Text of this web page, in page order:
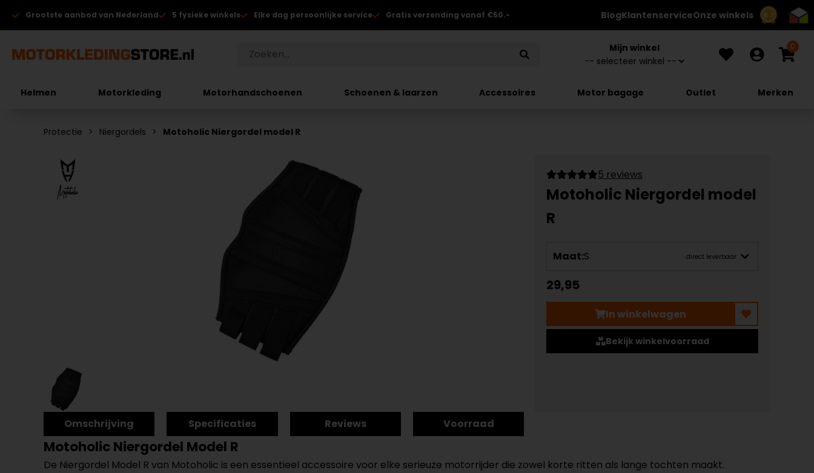
8.7
Grootste aanbod van Nederland 5 fysieke winkels Elke dag persoonlijke service Gratis verzending vanaf €50.- BlogKlantenserviceOnze winkels
Mijn winkel 0
Helmen Motorkleding Motorhandschoenen Schoenen & laarzen Accessoires Motor bagage Outlet Merken
Protectie Niergordels Motoholic Niergordel model R
5 reviews
Motoholic Niergordel model
R
Maat:S direct leverbaar
29,95
In winkelwagen
Bekijk winkelvoorraad
Omschrijving Specificaties Reviews Voorraad
Motoholic Niergordel Model R
De Niergordel Model R van Motoholic is een essentieel accessoire voor elke serieuze motorrijder die zowel korte ritten als lange tochten maakt.